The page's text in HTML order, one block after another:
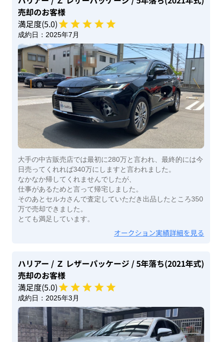
売却のお客様
満足度(5.0)
成約日： 2025年7月
大手の中古販売店では最初に280万と言われ、最終的には今
日売ってくれれば340万にしますと言われました。
なかなか帰してくれませんでしたが、
仕事があるためと言って帰宅しました。
そのあとセルカさんで査定していただき出品したところ350
万で売却できました。
とても満足しています。
オークション実績詳細を見る
ハリアー / Ｚ レザーパッケージ / 5年落ち(2021年式)
売却のお客様
満足度(5.0)
成約日： 2025年3月